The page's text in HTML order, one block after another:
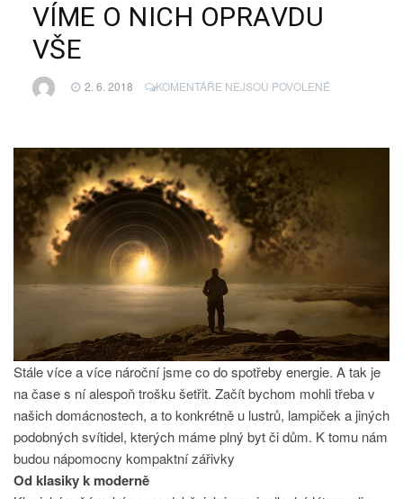
VÍME O NICH OPRAVDU
VŠE
2. 6. 2018 KOMENTÁŘE NEJSOU POVOLENÉU
VÍME
Stále více a více nároční jsme co do spotřeby energie. A tak je
na čase s ní alespoň trošku šetřit. Začít bychom mohli třeba v
našich domácnostech, a to konkrétně u lustrů, lampiček a jiných
podobných svítidel, kterých máme plný byt či dům. K tomu nám
budou nápomocny kompaktní zářivky
Od klasiky k moderně